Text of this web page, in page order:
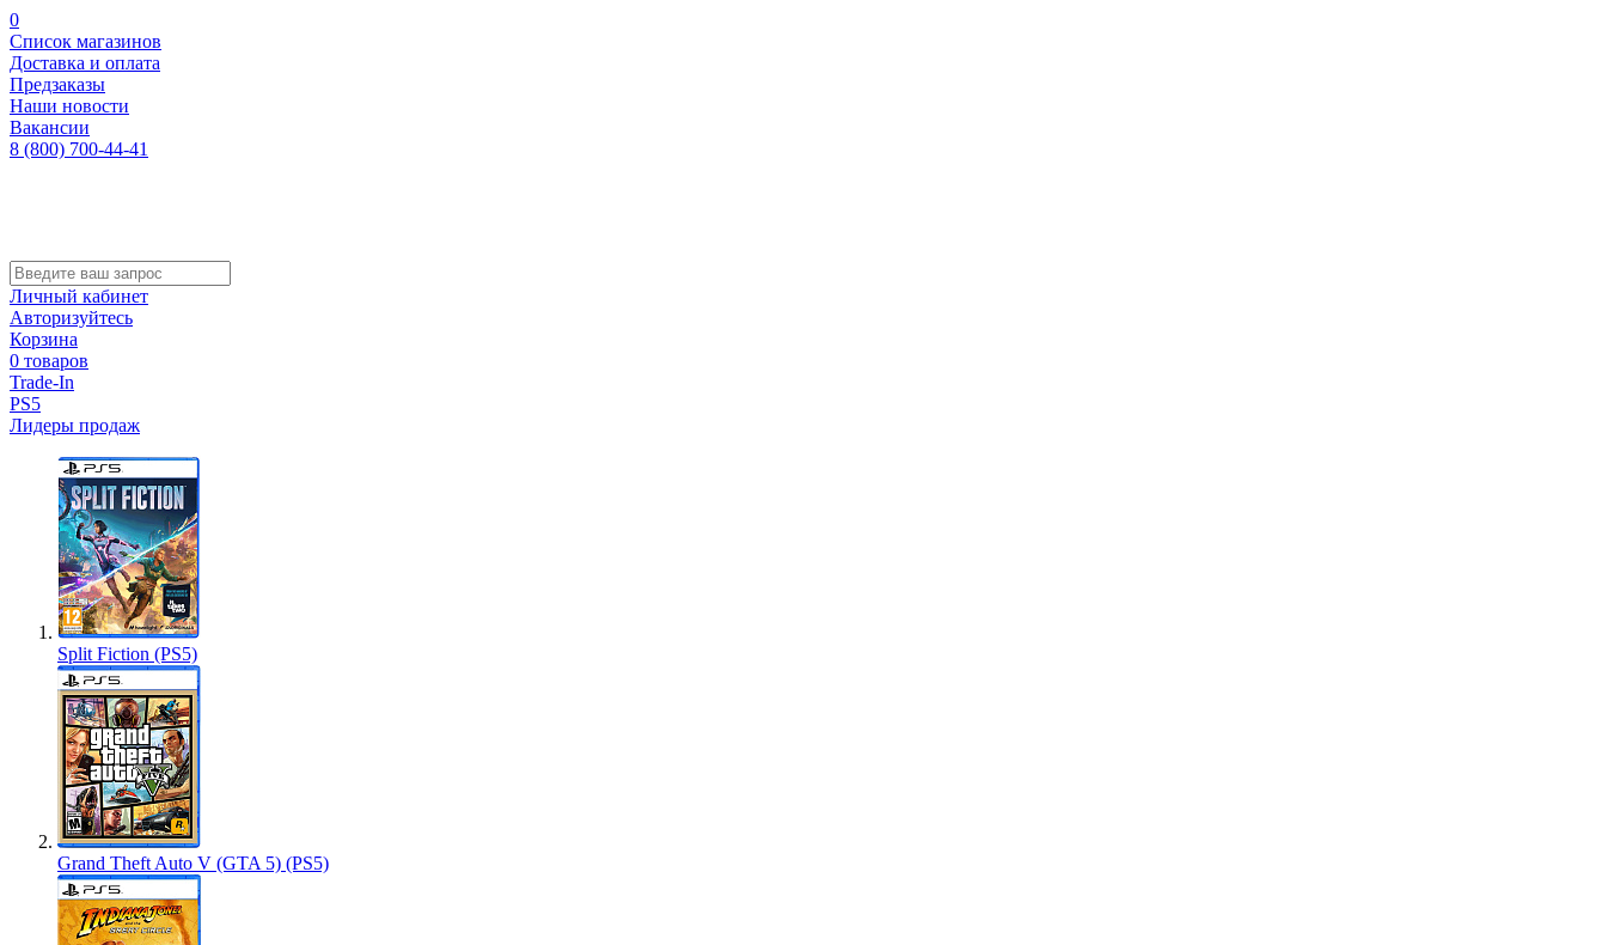
0
Список магазинов
Доставка и оплата
Предзаказы
Наши новости
Вакансии
8 (800) 700-44-41
Личный кабинет
Авторизуйтесь
Корзина
0 товаров
Trade-In
PS5
Лидеры продаж
Split Fiction (PS5)
Grand Theft Auto V (GTA 5) (PS5)